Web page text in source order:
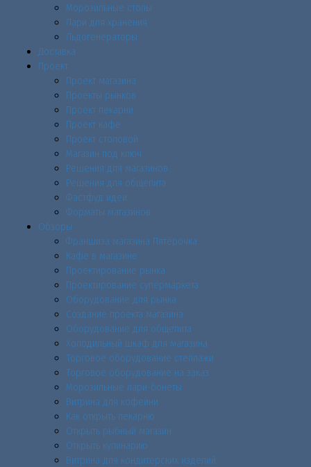
Морозильные столы
Лари для хранения
Льдогенераторы
Доставка
Проект
Проект магазина
Проекты рынков
Проект пекарни
Проект кафе
Проект столовой
Магазин под ключ
Решения для магазинов
Решения для общепита
Фастфуд идеи
Форматы магазинов
Обзоры
Франшиза магазина Пятёрочка
Кафе в магазине
Проектирование рынка
Проектирование супермаркета
Оборудование для рынка
Создание проекта магазина
Оборудование для общепита
Холодильный шкаф для магазина
Торговое оборудование стеллажи
Торговое оборудование на заказ
Морозильные лари-бонеты
Витрина для кофейни
Как открыть пекарню
Открыть рыбный магазин
Открыть кулинарию
Витрина для кондитерских изделий